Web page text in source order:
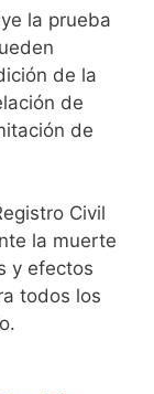
la prueba
de la
de
de
Civil
la muerte
y efectos
todos los